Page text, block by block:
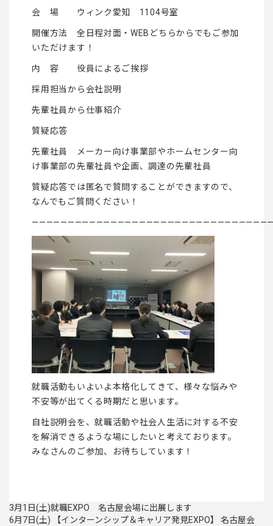
会 場 ウィンク愛知 1104号室
開催方法 全日程対面・WEBどちらからでもご参加
いただけます！
内 容 役員によるご挨拶
採用担当から会社説明
先輩社員から仕事紹介
質疑応答
先輩社員 メーカー向け事業部やホームセンター向
け事業部の先輩社員や企画、調達の先輩社員
質疑応答では匿名で質問することができますので、
なんでもご質問ください！
就職活動もいよいよ本格化してきて、様々な悩みや
不安等が出てくる時期だと思います。
自社説明会を、就職活動や社会人生活に対する不安
を解消できるような場にしたいと考えております。
みなさんのご参加、お待ちしています！
3月1日(土)就職EXPO 名古屋会場に出展します
6月7日(土) 【インターンシップ＆キャリア発見EXPO】 名古屋会